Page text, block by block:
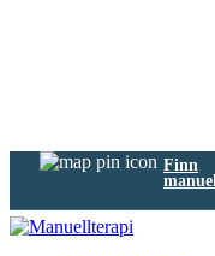
Finn